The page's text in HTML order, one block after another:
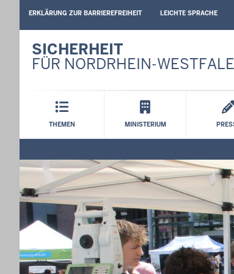
SPRACHEN
ERKLÄRUNG ZUR BARRIEREFREIHEIT LEICHTE SPRACHE
SICHERHEIT
FÜR NORDRHEIN-
Hauptmenü
THEMEN MINISTERIUM